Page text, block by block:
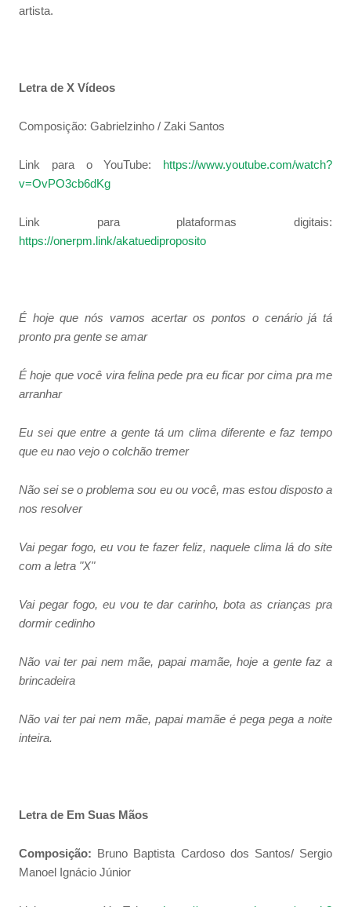
artista.
Letra de X Vídeos
Composição: Gabrielzinho / Zaki Santos
Link para o YouTube:
https://www.youtube.com/watch?
v=OvPO3cb6dKg
Link para plataformas digitais:
https://onerpm.link/akatuediproposito
É hoje que nós vamos acertar os pontos o cenário já tá
pronto pra gente se amar
É hoje que você vira felina pede pra eu ficar por cima pra me
arranhar
Eu sei que entre a gente tá um clima diferente e faz tempo
que eu nao vejo o colchão tremer
Não sei se o problema sou eu ou você, mas estou disposto a
nos resolver
Vai pegar fogo, eu vou te fazer feliz, naquele clima lá do site
com a letra "X"
Vai pegar fogo, eu vou te dar carinho, bota as crianças pra
dormir cedinho
Não vai ter pai nem mãe, papai mamãe, hoje a gente faz a
brincadeira
Não vai ter pai nem mãe, papai mamãe é pega pega a noite
inteira.
Letra de Em Suas Mãos
Composição:
Bruno Baptista Cardoso dos Santos/ Sergio
Manoel Ignácio Júnior